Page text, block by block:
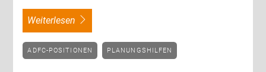
weiterlesen
ADFC-POSITIONEN PLANUNGSHILFEN